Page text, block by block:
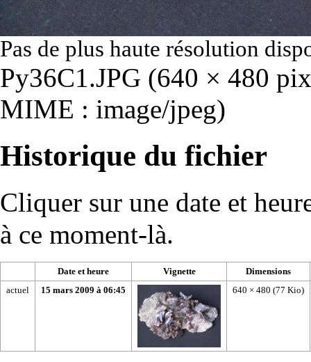
Pas de plus haute résolution
Py36C1.JPG (640 × 480
MIME : image/jpeg)
Historique du fichier
Cliquer sur une date et
à ce moment-là.
Date et heure Vignette
Dimensions
actuel
15 mars 2009 à 06:45 640 × 480 (77 Kio)